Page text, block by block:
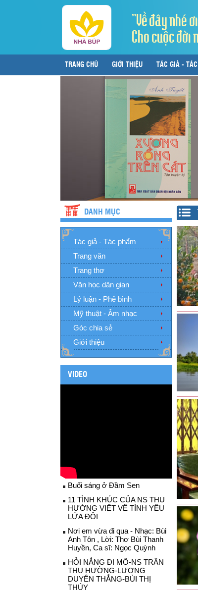
"Về đây nhé
Cho cuộc đời
TRANG CHỦ GIỚI THIỆU TÁC GIẢ -
DANH MỤC
Tác giả - Tác phẩm
Trang văn
Trang thơ
Văn học dân gian
Lý luận - Phê bình
Mỹ thuật - Âm nhạc
Góc chia sẻ
Giới thiệu
VIDEO
Buổi sáng ở Đầm Sen
11 TÌNH KHÚC CỦA NS THU
HƯỜNG VIẾT VỀ TÌNH YÊU
LỨA ĐÔI
Nơi em vừa đi qua - Nhạc: Bùi
Anh Tôn , Lời: Thơ Bùi Thanh
Huyền, Ca sĩ: Ngọc Quỳnh
HỎI NẮNG ĐI MÔ-NS TRẦN
THU HƯỜNG-LƯƠNG
DUYÊN THẮNG-BÙI THỊ
THÚY